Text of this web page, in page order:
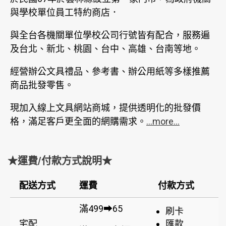
與學校單位員工特約商店．
與全台各機關單位學校公司行號皆有配合，服務遍
及台北、新北、桃園、台中、高雄、台南等地。
經營辦公文具禮品、參考書、辦公用紙等多樣推薦
商品批發零售。
現加入線上文具網站商城，提供透明化的批發價
格，滿足客戶更全面的網購需求。 ...more...
★運費/付款方式說明★
配送方式 運費 付款方式
宅配
滿499➡65
刷卡
匯款